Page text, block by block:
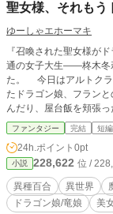
聖女様、それもう
ゆーしゃエホーマキ
『召喚された聖女様がドラゴン
通の女子大生――柊木冬
た。 今日はアルトク
たドラゴン娘、フランとのデートの日だ。
んだり、屋台飯を頬張
それもそのはず。未知
しか彼女に並々ならぬ想いを寄せていた。
れでもフユリは想い続
して、今日も。二人は最大の困難を
裔であるフランは体温が高く
い。回復し続ければ平気です
ドラゴンスレイヤーな
ファンタジー 完結 短編
24h.ポイント 0pt
小説 228,622 位 /
異種百合 異世界
ドラゴン娘/竜娘
美